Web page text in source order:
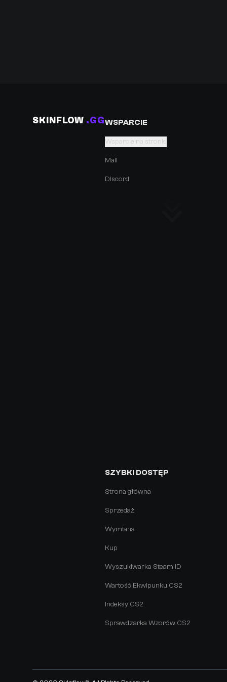
SKINFLOW .GGWSPARCIE
Wsparcie na stronie
Mail
Discord
SZYBKI DOSTĘP
Strona główna
Sprzedaż
Wymiana
Kup
Wyszukiwarka Steam ID
Wartość Ekwipunku CS2
Indeksy CS2
Sprawdzarka Wzorów CS2